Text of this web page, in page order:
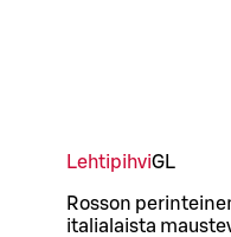
LehtipihviGL
Rosson
italialaista